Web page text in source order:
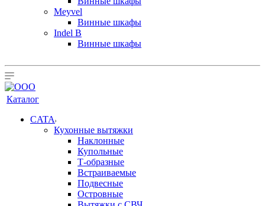
Meyvel
Винные шкафы
Indel B
Винные шкафы
Каталог
CATA
Кухонные вытяжки
Наклонные
Купольные
Т-образные
Встраиваемые
Подвесные
Островные